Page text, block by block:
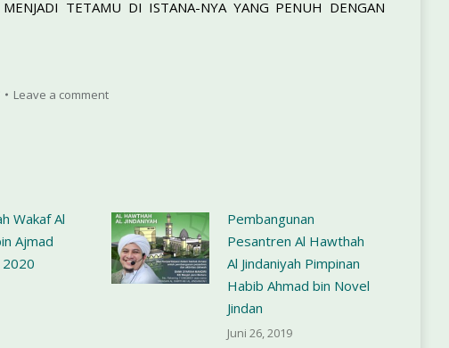
TETAMU DI ISTANA-NYA YANG PENUH DENGAN
Leave a comment
Wakaf Al
Ajmad
2020
Pembangunan
Pesantren Al Hawthah
Al Jindaniyah Pimpinan
Habib Ahmad bin Novel
Jindan
Juni 26, 2019